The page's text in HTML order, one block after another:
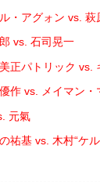
・アグォン vs. 萩
vs. 石司晃一
正パトリック vs.
作 vs. メイマン・
元氣
祐基 vs. 木村“ケ